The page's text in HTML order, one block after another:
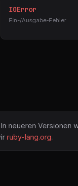
IOError
Ein-/Ausgabe-Fehler
neueren
ruby-lang.org.